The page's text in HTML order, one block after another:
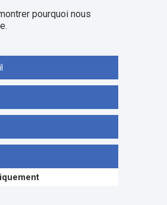
pourquoi nous